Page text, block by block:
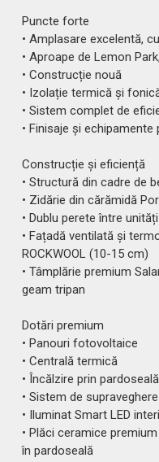
Puncte forte
• Amplasare excelentă,
• Aproape de Lemon
• Construcție nouă
• Izolație termică și
• Sistem complet de
• Finisaje și echipamente
Construcție și eficiență
• Structură din cadre de
• Zidărie din cărămidă
• Dublu perete între
• Fațadă ventilată și
ROCKWOOL (10-15 cm)
• Tâmplărie premium
geam tripan
Dotări premium
• Panouri fotovoltaice
• Centrală termică
• Încălzire prin pardoseală
• Sistem de
• Iluminat Smart LED
• Plăci ceramice
în pardoseală